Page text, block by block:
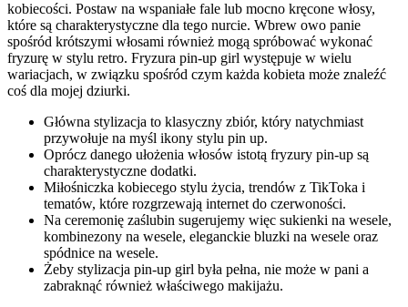
kobiecości. Postaw na wspaniałe fale lub mocno kręcone włosy,
które są charakterystyczne dla tego nurcie. Wbrew owo panie
spośród krótszymi włosami również mogą spróbować wykonać
fryzurę w stylu retro. Fryzura pin-up girl występuje w wielu
wariacjach, w związku spośród czym każda kobieta może znaleźć
coś dla mojej dziurki.
Główna stylizacja to klasyczny zbiór, który natychmiast
przywołuje na myśl ikony stylu pin up.
Oprócz danego ułożenia włosów istotą fryzury pin-up są
charakterystyczne dodatki.
Miłośniczka kobiecego stylu życia, trendów z TikToka i
tematów, które rozgrzewają internet do czerwoności.
Na ceremonię zaślubin sugerujemy więc sukienki na wesele,
kombinezony na wesele, eleganckie bluzki na wesele oraz
spódnice na wesele.
Żeby stylizacja pin-up girl była pełna, nie może w pani a
zabraknąć również właściwego makijażu.